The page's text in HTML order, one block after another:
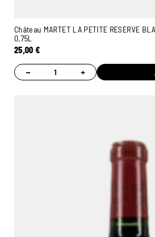
Château MARTET LA PETITE RESERVE
0,75L
25,00€
− +